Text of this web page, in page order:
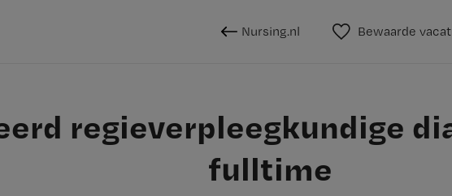
Nursing.nl Bewaarde
regieverpleegkundige
fulltime